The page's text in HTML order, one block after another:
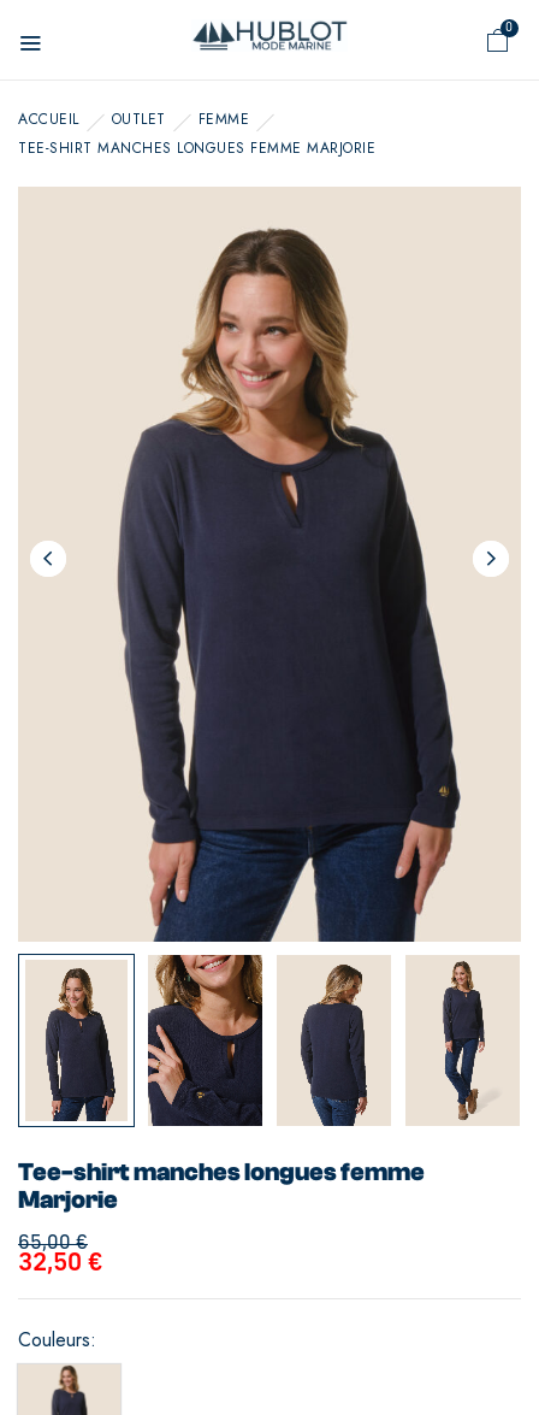
0
ACCUEIL OUTLET
FEMME
TEE-SHIRT MANCHES LONGUES FEMME MARJORIE
Tee-shirt manches longues femme
Marjorie
65,00€
32,50 €
Couleurs
Panneau de gestion des cookies